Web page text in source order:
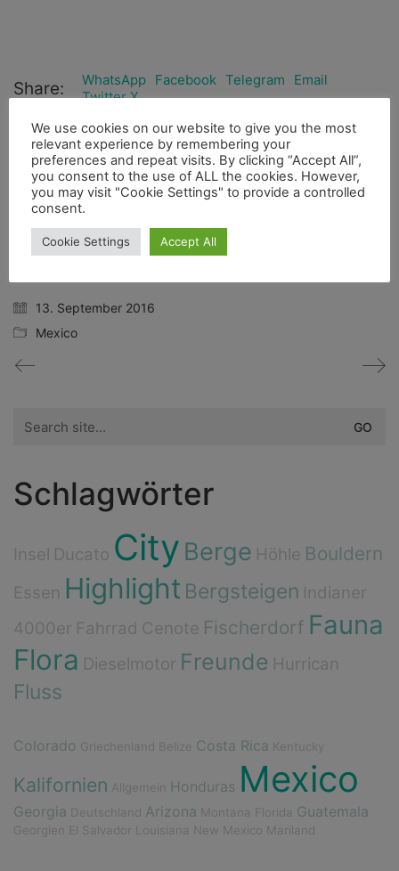
Share: WhatsApp Facebook Telegram
Email
Twitter X
2bfree
13. September 2016
Mexico
for:
Schlagwörter
Insel Ducato City Berge Höhle Bouldern
Essen Highlight Bergsteigen Indianer
4000er Fahrrad Cenote Fischerdorf Fauna
Flora Dieselmotor Freunde Hurrican
Fluss
Colorado Griechenland Belize Costa Rica Kentucky
Kalifornien Allgemein Honduras Mexico
Georgia Deutschland Arizona Montana Florida Guatemala
Georgien El Salvador Louisiana New Mexico Mariland
We use cookies on our website to give you the most
relevant experience by remembering your
preferences and repeat visits. By clicking “Accept All”,
you consent to the use of ALL the cookies. However,
you may visit "Cookie Settings" to provide a controlled
consent.
Cookie Settings Accept All